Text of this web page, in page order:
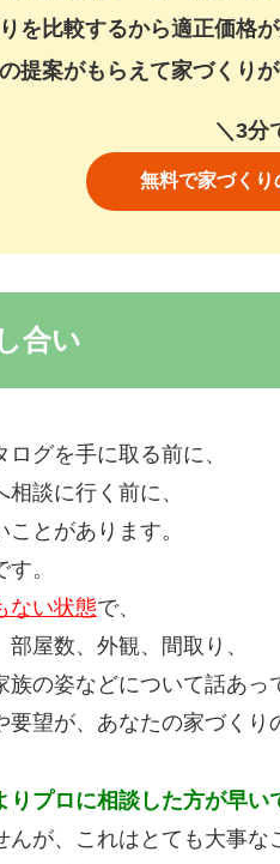
を比較するから適正価格
提案がもらえて家づくり
＼3分
無料で家づくり
合い
グを手に取る前に、
談に行く前に、
とがあります。
。
ない状態で、
屋数、外観、間取り、
の姿などについて話あっ
望が、あなたの家づくり
りプロに相談した方が早い
んが、これはとても大事な